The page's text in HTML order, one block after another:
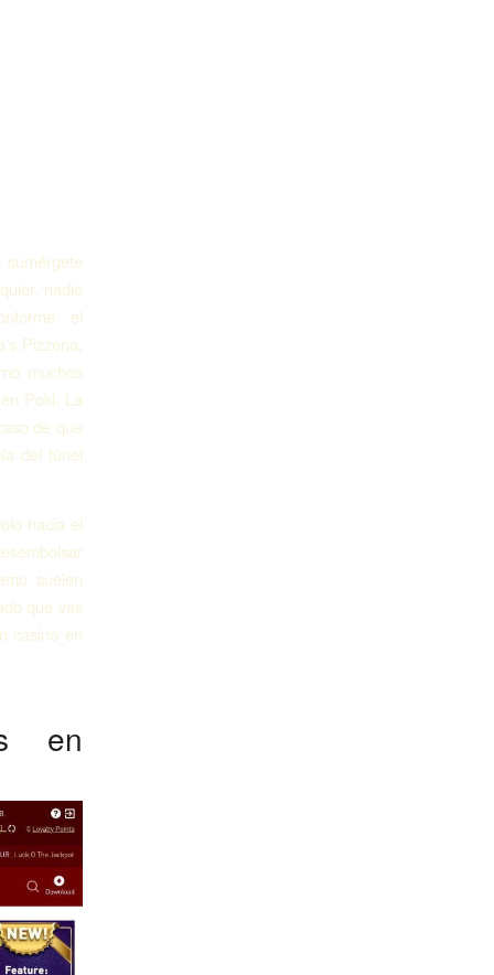
nadie
el
Pizzeria,
muchos
Poki. La
de que
del túnel
hacia el
suelen
que vas
casino en
en